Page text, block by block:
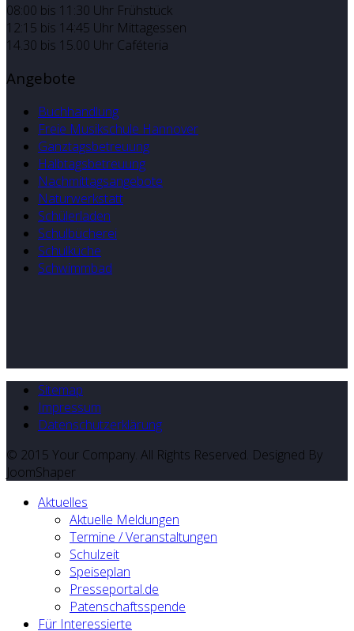
08:00 bis 11:30 Uhr Frühstück
12:15 bis 14:45 Uhr Mittagessen
14.30 bis 15.00 Uhr Caféteria
Angebote
Buchhandlung
Freie Musikschule Hannover
Ganztagsbetreuung
Halbtagsbetreuung
Nachmittagsangebote
Naturwerkstatt
Schülerladen
Schulbücherei
Schulküche
Schwimmbad
Sitemap
Impressum
Datenschutzerklärung
© 2015 Your Company. All Rights Reserved. Designed By
JoomShaper
Aktuelles
Aktuelle Meldungen
Termine / Veranstaltungen
Schulzeit
Speiseplan
Presseportal.de
Patenschaftsspende
Für Interessierte